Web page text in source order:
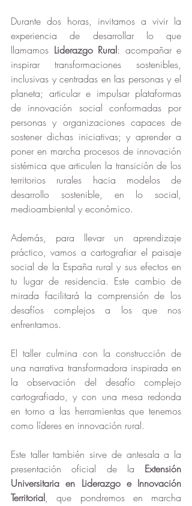
Durante dos horas, invitamos a vivir la
experiencia de desarrollar lo que
llamamos Liderazgo Rural: acompañar e
inspirar transformaciones sostenibles,
inclusivas y centradas en las personas y el
planeta; articular e impulsar plataformas
de innovación social conformadas por
personas y organizaciones capaces de
sostener dichas iniciativas; y aprender a
poner en marcha procesos de innovación
sistémica que articulen la transición de los
territorios rurales hacia modelos de
desarrollo sostenible, en lo social,
medioambiental y económico.
Además, para llevar un aprendizaje
práctico, vamos a cartografiar el paisaje
social de la España rural y sus efectos en
tu lugar de residencia. Este cambio de
mirada facilitará la comprensión de los
desafíos complejos a los que nos
enfrentamos.
El taller culmina con la construcción de
una narrativa transformadora inspirada en
la observación del desafío complejo
cartografiado, y con una mesa redonda
en torno a las herramientas que tenemos
como líderes en innovación rural.
Este taller también sirve de antesala a la
presentación oficial de la Extensión
Universitaria en Liderazgo e Innovación
Territorial, que pondremos en marcha